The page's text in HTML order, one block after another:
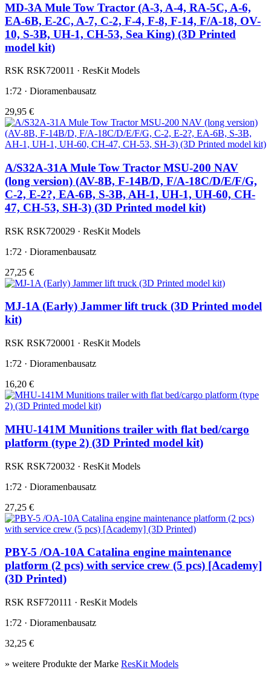
MD-3A Mule Tow Tractor (A-3, A-4, RA-5C, A-6,
EA-6B, E-2C, A-7, C-2, F-4, F-8, F-14, F/A-18, OV-
10, S-3B, UH-1, CH-53, Sea King) (3D Printed
model kit)
RSK RSK720011 · ResKit Models
1:72 · Dioramenbausatz
29,95 €
A/S32A-31A Mule Tow Tractor MSU-200 NAV
(long version) (AV-8B, F-14B/D, F/A-18C/D/E/F/G,
C-2, E-2?, EA-6B, S-3B, AH-1, UH-1, UH-60, CH-
47, CH-53, SH-3) (3D Printed model kit)
RSK RSK720029 · ResKit Models
1:72 · Dioramenbausatz
27,25 €
MJ-1A (Early) Jammer lift truck (3D Printed model
kit)
RSK RSK720001 · ResKit Models
1:72 · Dioramenbausatz
16,20 €
MHU-141M Munitions trailer with flat bed/cargo
platform (type 2) (3D Printed model kit)
RSK RSK720032 · ResKit Models
1:72 · Dioramenbausatz
27,25 €
PBY-5 /OA-10A Catalina engine maintenance
platform (2 pcs) with service crew (5 pcs) [Academy]
(3D Printed)
RSK RSF720111 · ResKit Models
1:72 · Dioramenbausatz
32,25 €
» weitere Produkte der Marke ResKit Models